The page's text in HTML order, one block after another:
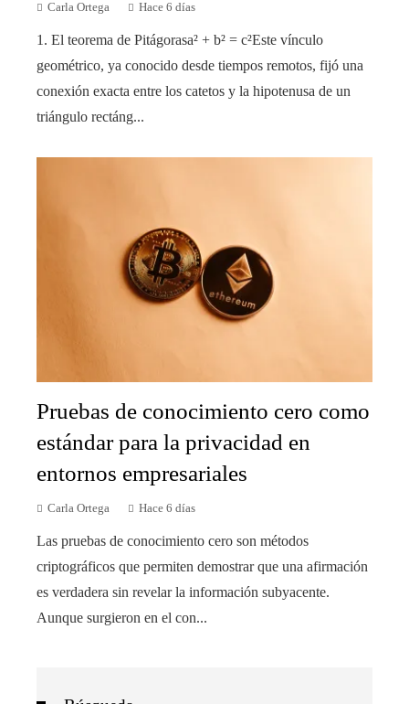
Carla Ortega Hace 6 días
1. El teorema de Pitágorasa² + b² = c²Este vínculo
geométrico, ya conocido desde tiempos remotos, fijó una
conexión exacta entre los catetos y la hipotenusa de un
triángulo rectáng...
Pruebas de conocimiento cero como
estándar para la privacidad en
entornos empresariales
Carla Ortega Hace 6 días
Las pruebas de conocimiento cero son métodos
criptográficos que permiten demostrar que una afirmación
es verdadera sin revelar la información subyacente.
Aunque surgieron en el con...